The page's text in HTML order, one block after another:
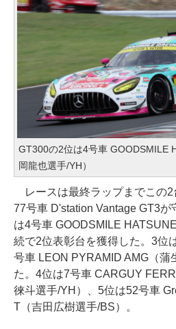
GT300の2位は4号車 GOODSMILE
岡龍也選手/YH）
レースは最終ラップまでこの2
77号車 D'station Vantage GT3が
は4号車 GOODSMILE
続で2位表彰台を獲得した。3位
号車 LEON PYRAMID AMG（蒲
た。4位は7号車 CARGUY
徠斗選手/YH）、5位は52号車
T（吉田広樹選手/BS）。